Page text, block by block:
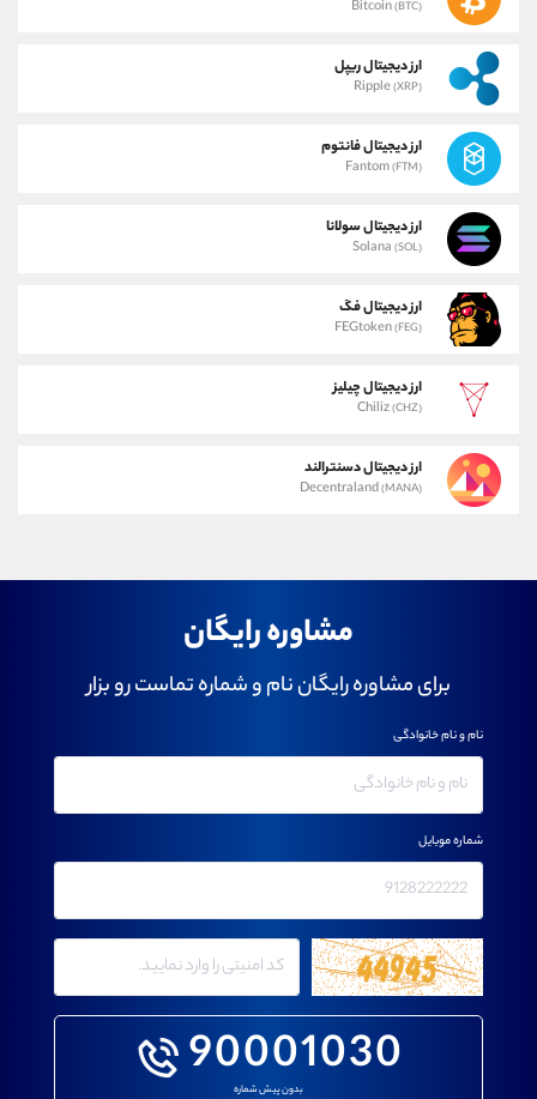
Bitcoin(BTC)
ارز دیجیتال ریپل
Ripple(XRP)
ارز دیجیتال فانتوم
Fantom(FTM)
ارز دیجیتال سولانا
Solana (SOL)
ارز دیجیتال فگ
FEGtoken(FEG)
ارز دیجیتال چیلیز
Chiliz(CHZ)
ارز دیجیتال دسنترالند
Decentraland(MANA)
مشاوره رایگان
برای مشاوره رایگان نام و شماره تماست رو بزار
90001030
بدون پیش شماره
نام و نام خانوادگی
شماره موبایل